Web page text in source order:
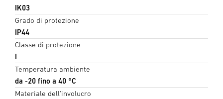
IK03
Grado di protezione
IP44
Classe di protezione
I
Temperatura ambiente
da -20 fino a 40 °C
Materiale dell'involucro